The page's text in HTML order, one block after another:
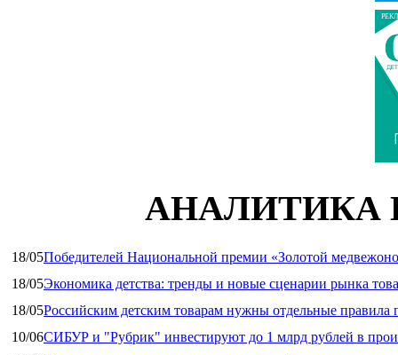
АНАЛИТИКА
18/05Победителей Национальной премии «Золотой
18/05Экономика детства: тренды и новые сценарии рынка
18/05Российским детским товарам нужны отдельные правила
10/06СИБУР и "Рубрик" инвестируют до 1 млрд рублей в